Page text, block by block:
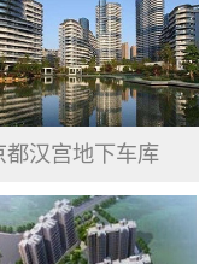
用第一 、高质量
操守、渴求变革突
，服务于群众、接
取市场经验，跟
精益求精，努力
的为国家安防、
都汉宫地下车库